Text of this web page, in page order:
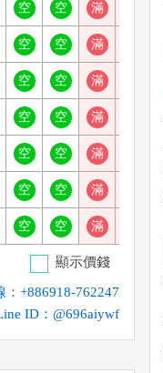
空
空
空
空
空
空
空
空
空
空
空
空
空
空
滿
滿
滿
滿
滿
滿
滿
顯示價錢
：+886918-762247
ID：@696aiywf